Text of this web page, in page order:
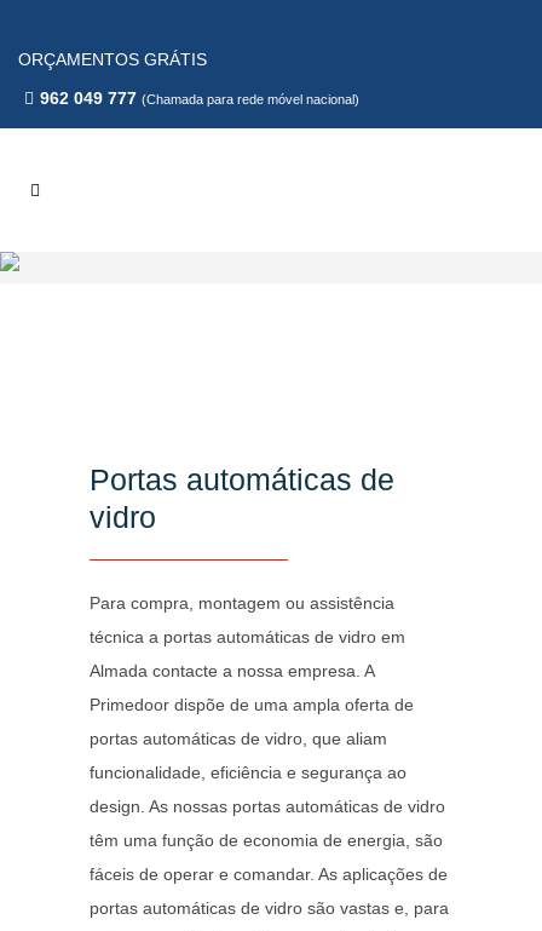
ORÇAMENTOS GRÁTIS
962 049 777 (Chamada para rede móvel nacional)
Portas automáticas de
vidro
Para compra, montagem ou assistência
técnica a portas automáticas de vidro em
Almada contacte a nossa empresa. A
Primedoor dispõe de uma ampla oferta de
portas automáticas de vidro, que aliam
funcionalidade, eficiência e segurança ao
design. As nossas portas automáticas de vidro
têm uma função de economia de energia, são
fáceis de operar e comandar. As aplicações de
portas automáticas de vidro são vastas e, para